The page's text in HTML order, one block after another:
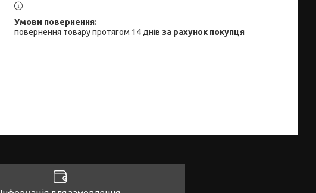
повернення товару протягом 14 днів за рахунок покупця